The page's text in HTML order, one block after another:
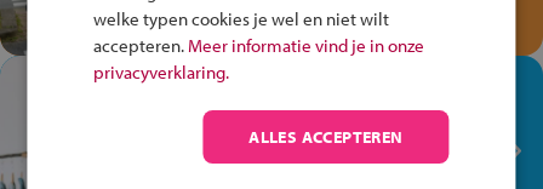
en win een Cortina-fiets!
In de winkel ben je op je
plek!
Ontdek via het vmbo jouw talent
welke typen cookies je wel en niet wilt
accepteren. Meer informatie vind je in onze
privacyverklaring.
ALLES ACCEPTEREN